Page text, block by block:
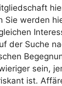
Sie werden
der Suche
sein,
ist.